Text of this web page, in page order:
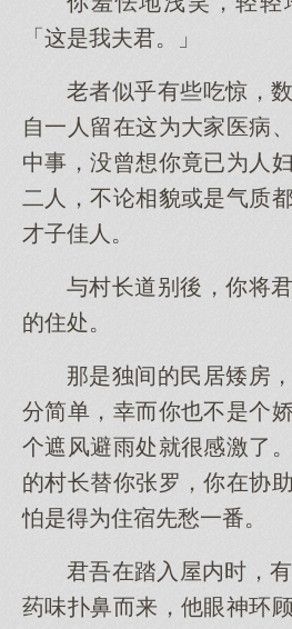
「这是我夫君。」
老者似乎有些吃惊，
自一人留在这为大家医病
中事，没曾想你竟已为人
二人，不论相貌或是气质
才子佳人。
与村长道别後，你将
的住处。
那是独间的民居矮房
分简单，幸而你也不是个
个遮风避雨处就很感激了
的村长替你张罗，你在协
怕是得为住宿先愁一番。
君吾在踏入屋内时，
药味扑鼻而来，他眼神环